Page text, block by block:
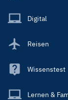
Main
Digital
Reisen
Wissenstest
Lernen &